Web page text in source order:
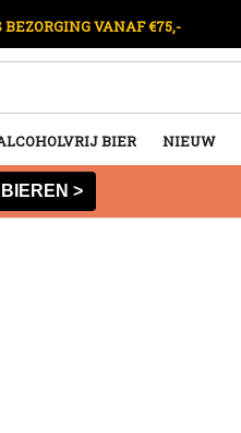
BEZORGING VANAF €75,-
BIER NIEUW
>